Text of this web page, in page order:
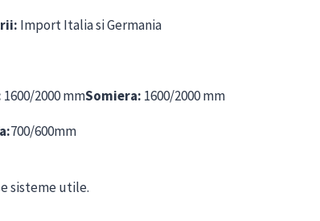
Import Italia si Germania
1600/2000 mmSomiera: 1600/2000 mm
700/600mm
sisteme utile.